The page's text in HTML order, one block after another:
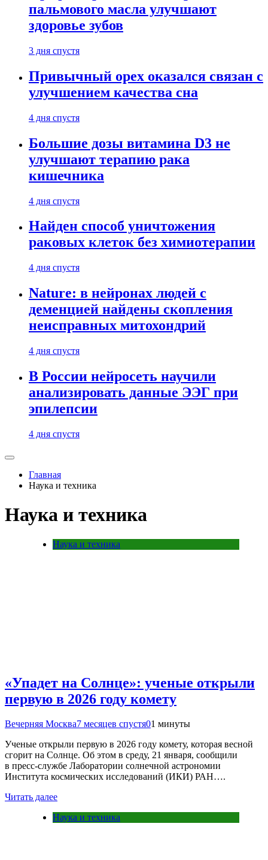
пальмового масла улучшают
здоровье зубов
3 дня спустя
Привычный орех оказался связан с
улучшением качества сна
4 дня спустя
Большие дозы витамина D3 не
улучшают терапию рака
кишечника
4 дня спустя
Найден способ уничтожения
раковых клеток без химиотерапии
4 дня спустя
Nature: в нейронах людей с
деменцией найдены скопления
неисправных митохондрий
4 дня спустя
В России нейросеть научили
анализировать данные ЭЭГ при
эпилепсии
4 дня спустя
Главная
Наука и техника
Наука и техника
Наука и техника
«Упадет на Солнце»: ученые открыли
первую в 2026 году комету
Вечерняя Москва7 месяцев спустя01 минуты
Ученые открыли первую в 2026 году комету, которая весной
сгорит на Солнце. Об этом в среду, 21 января, сообщили
в пресс-службе Лаборатории солнечной астрономии
Института космических исследований (ИКИ) РАН….
Читать далее
Наука и техника